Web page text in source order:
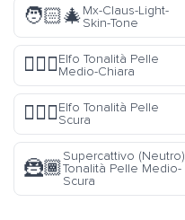
🧑🏻‍🎄Mx-Claus-Light-
Skin-Tone
🧝🏼‍♂️Elfo Tonalità Pelle
Medio-Chiara
🧝🏿‍♂️Elfo Tonalità Pelle
Scura
🦹🏾
Supercattivo (Neutro)
Tonalità Pelle Medio-
Scura